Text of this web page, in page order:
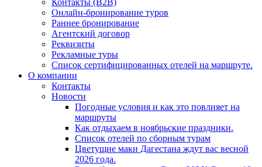
Контакты (B2B)
Онлайн-бронирование туров
Раннее бронирование
Агентский договор
Реквизиты
Рекламные туры
Список сертифицированных отелей на маршруте.
О компании
Контакты
Новости
Погодные условия и как это повлияет на
маршруты
Как отдыхаем в ноябрьские праздники.
Список отелей по сборным турам
Цветущие маки Дагестана ждут вас весной
2026 года.